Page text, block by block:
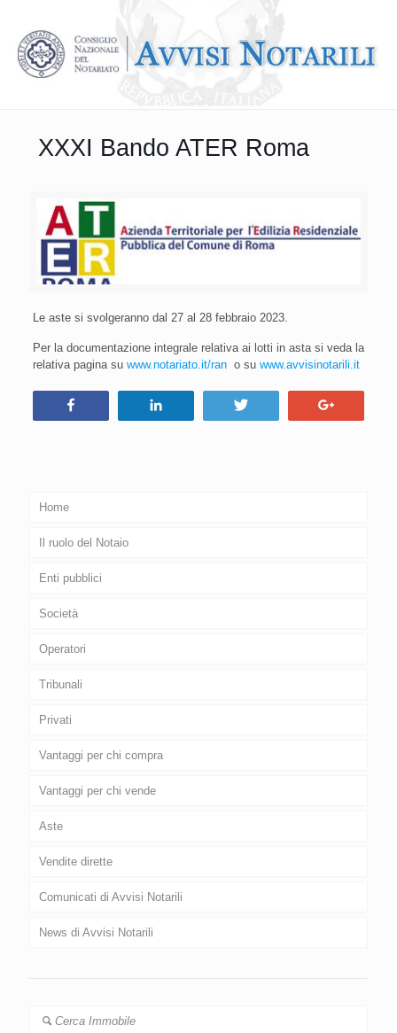
XXXI Bando ATER Roma
Le aste si svolgeranno dal 27 al 28 febbraio 2023.
Per la documentazione integrale relativa ai lotti in asta si veda la
relativa pagina su www.notariato.it/rano su www.avvisinotarili.it
Home
Il ruolo del Notaio
Enti pubblici
Società
Operatori
Tribunali
Privati
Vantaggi per chi compra
Vantaggi per chi vende
Aste
Vendite dirette
Comunicati di Avvisi Notarili
News di Avvisi Notarili
Cerca Immobile